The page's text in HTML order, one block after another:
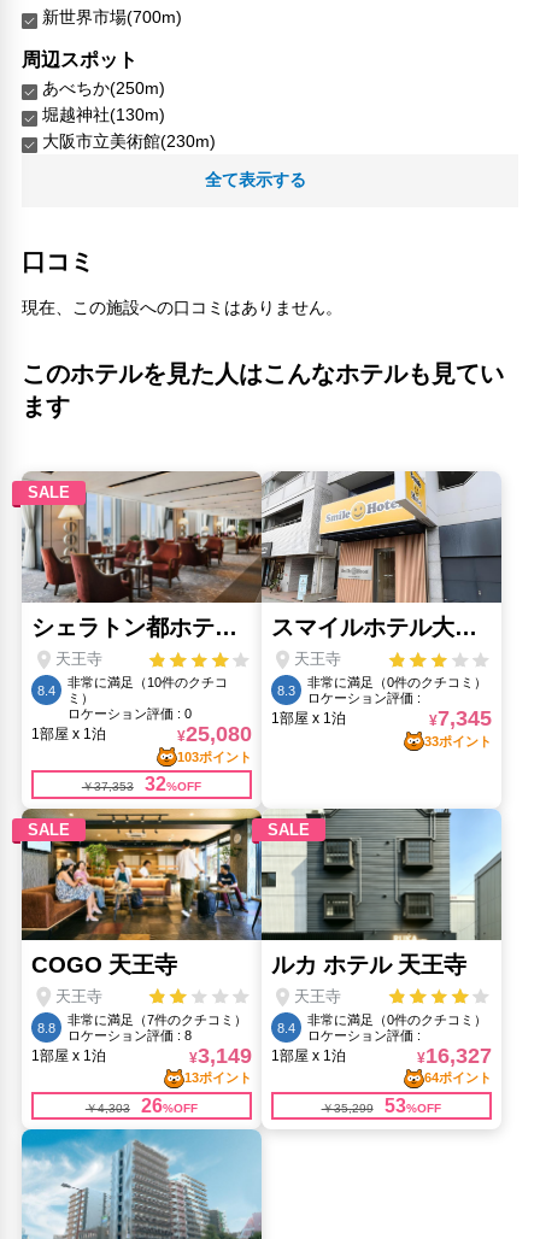
新世界市場(700m)
周辺スポット
あべちか(250m)
堀越神社(130m)
大阪市立美術館(230m)
統国寺(130m)
茶臼山(210m)
ユニバーサル・スタジオ・ジャパン(7.6km)
大阪城(4.66km)
大阪城公園(4.2km)
大阪水族館 海遊館(7.73km)
心斎橋筋(2.69km)
梅田スカイビル 空中庭園展望台(6.45km)
通天閣(680m)
道頓堀(2.31km)
黒門市場(1.77km)
全て表示する
口コミ
現在、この施設への口コミはありません。
このホテルを見た人はこんなホテルも見てい
ます